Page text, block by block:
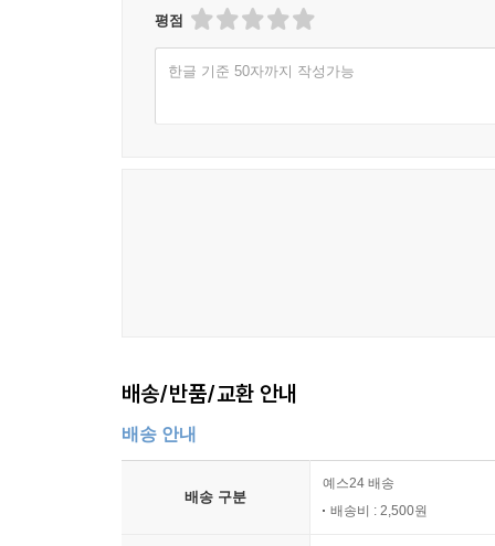
평점
한글 기준 50자까지 작성가능
배송/반품/교환 안내
배송 안내
배송 구분
예스24 배송
배송비 : 2,500원